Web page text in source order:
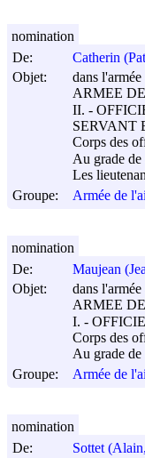
De:
Catherin
Objet:
dans
ARMEE
II. -
SERVANT
Corps des
Au grade de
Les
Groupe:
Armée de
nomination
De:
Maujean
Objet:
dans
ARMEE
I. -
Corps des
Au grade
Groupe:
Armée de
nomination
De:
Sottet
nomination